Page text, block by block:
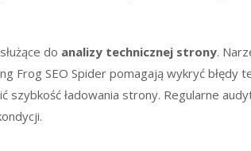
do analizy technicznej strony.
Frog SEO Spider pomagają wykryć błędy
szybkość ładowania strony. Regularne